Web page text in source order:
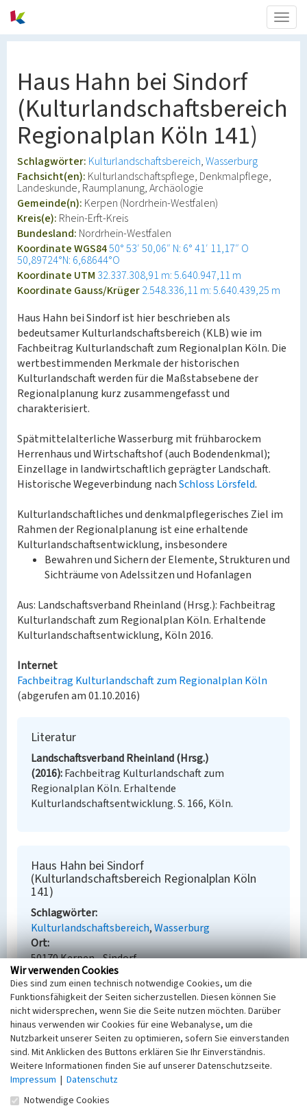
Haus Hahn bei Sindorf
(Kulturlandschaftsbereich
Regionalplan Köln 141)
Schlagwörter: Kulturlandschaftsbereich Wasserburg
Fachsicht(en): Kulturlandschaftspflege, Denkmalpflege,
Landeskunde, Raumplanung, Archäologie
Gemeinde(n): Kerpen (Nordrhein-Westfalen)
Kreis(e): Rhein-Erft-Kreis
Bundesland: Nordrhein-Westfalen
Koordinate WGS8450° 53′ 50,06″ N: 6° 41′ 11,17″ O
50,89724°N: 6,68644°O
Koordinate UTM 32.337.308,91 m: 5.640.947,11 m
Koordinate Gauss/Krüger2.548.336,11 m: 5.640.439,25 m
Haus Hahn bei Sindorf ist hier beschrieben als
bedeutsamer Kulturlandschaftsbereich (KLB) wie im
Fachbeitrag Kulturlandschaft zum Regionalplan Köln. Die
wertbestimmenden Merkmale der historischen
Kulturlandschaft werden für die Maßstabsebene der
Regionalplanung kurz zusammengefasst und
charakterisiert.
Spätmittelalterliche Wasserburg mit frühbarockem
Herrenhaus und Wirtschaftshof (auch Bodendenkmal);
Einzellage in landwirtschaftlich geprägter Landschaft.
Historische Wegeverbindung nachSchloss Lörsfeld.
Kulturlandschaftliches und denkmalpflegerisches Ziel im
Rahmen der Regionalplanung ist eine erhaltende
Kulturlandschaftsentwicklung, insbesondere
Bewahren und Sichern der Elemente, Strukturen und
Sichträume von Adelssitzen und Hofanlagen
Aus: Landschaftsverband Rheinland (Hrsg.): Fachbeitrag
Kulturlandschaft zum Regionalplan Köln. Erhaltende
Kulturlandschaftsentwicklung, Köln 2016.
Internet
Fachbeitrag Kulturlandschaft zum Regionalplan Köln
(abgerufen am 01.10.2016)
Literatur
Landschaftsverband Rheinland (Hrsg.)
(2016) Fachbeitrag Kulturlandschaft zum
Regionalplan Köln. Erhaltende
Kulturlandschaftsentwicklung. S. 166, Köln.
Haus Hahn bei Sindorf
(Kulturlandschaftsbereich Regionalplan Köln
141)
Schlagwörter
Kulturlandschaftsbereich Wasserburg
Ort
50170 Kerpen - Sindorf
Fachsicht(en)
Kulturlandschaftspflege, Denkmalpflege,
Landeskunde, Raumplanung, Archäologie
Erfassungsmaßstab
i.d.R. 1:25.000 (kleiner als 1:20.000)
Erfassungsmethode
Literaturauswertung
Historischer Zeitraum
Beginn 2016
Wir verwenden Cookies
Dies sind zum einen technisch notwendige Cookies, um die
Funktionsfähigkeit der Seiten sicherzustellen. Diesen können Sie
nicht widersprechen, wenn Sie die Seite nutzen möchten. Darüber
hinaus verwenden wir Cookies für eine Webanalyse, um die
Nutzbarkeit unserer Seiten zu optimieren, sofern Sie einverstanden
sind. Mit Anklicken des Buttons erklären Sie Ihr Einverständnis.
Weitere Informationen finden Sie auf unserer Datenschutzseite.
Impressum | Datenschutz
Notwendige Cookies